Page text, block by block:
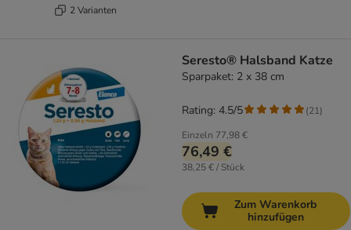
2 Varianten
Seresto® Halsband Katze
Sparpaket: 2 x 38 cm
Einzeln 77,98 €
76,49 €
38,25 € / Stück
Rating: 4.5/5 (21)
Zum Warenkorb
hinzufügen